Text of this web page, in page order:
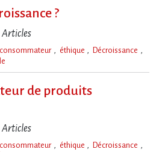
?
Articles
éthique
Décroissance
de produits
Articles
éthique
Décroissance